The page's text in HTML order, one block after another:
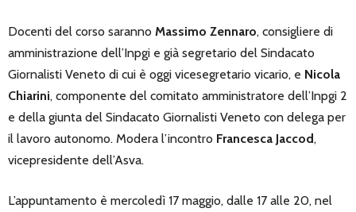
Docenti del corso saranno Massimo Zennaro, consigliere di
amministrazione dell’Inpgi e già segretario del Sindacato
Giornalisti Veneto di cui è oggi vicesegretario vicario, e Nicola
Chiarini, componente del comitato amministratore dell’Inpgi 2
e della giunta del Sindacato Giornalisti Veneto con delega per
il lavoro autonomo. Modera l’incontro Francesca Jaccod,
vicepresidente dell’Asva.
L’appuntamento è mercoledì 17 maggio, dalle 17 alle 20, nel